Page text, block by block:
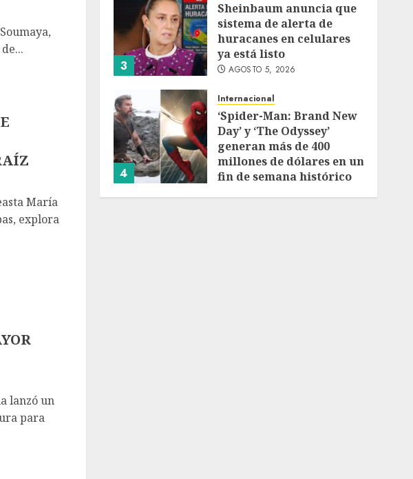
María
explora
lanzó un
para
3
Sheinbaum anuncia que
sistema de alerta de
huracanes en celulares
ya está listo
AGOSTO 5, 2026
4
Internacional
‘Spider-Man: Brand New
Day’ y ‘The Odyssey’
generan más de 400
millones de dólares en un
fin de semana histórico